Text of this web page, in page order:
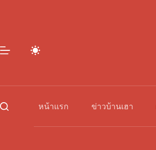
หน้าแรก ข่าวบ้านเฮา